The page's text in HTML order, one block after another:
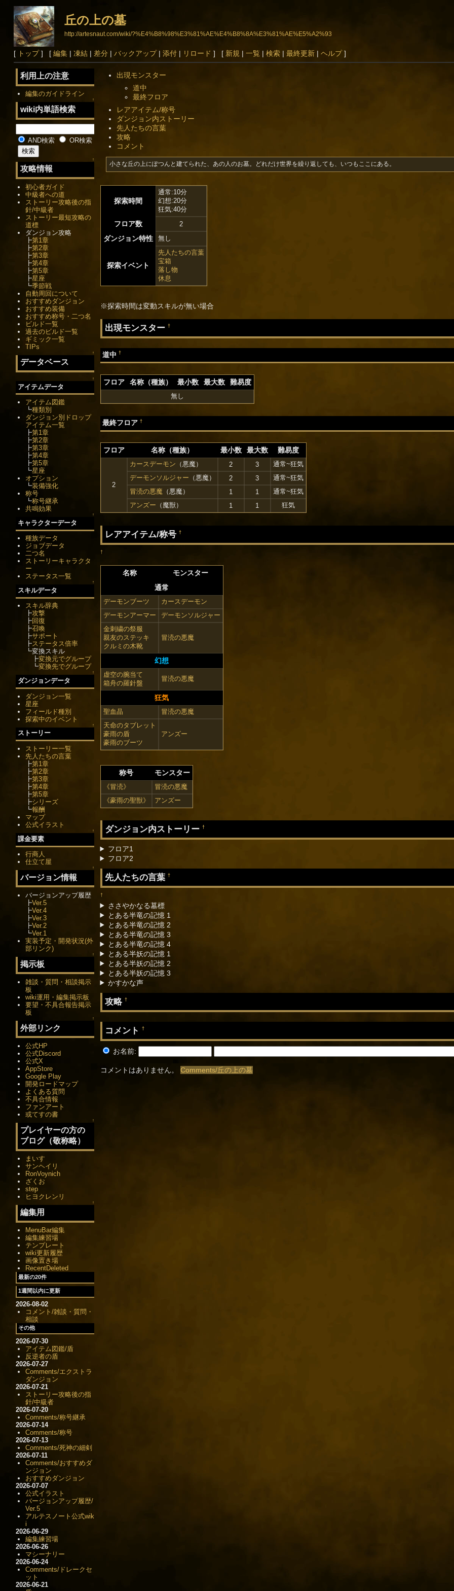
丘の上の墓
http://artesnaut.com/wiki/?%E4%B8%98%E3%81%AE%E4%B8%8A%E3%81%AE%E5%A2%93
[ トップ] [ 編集| 凍結| 差分| バックアップ| 添付| リロード ] [ 新規 | 一覧| 検索| 最終更新| ヘルプ]
出現モンスター
道中
最終フロア
レアアイテム/称号
ダンジョン内ストーリー
先人たちの言葉
攻略
コメント
小さな丘の上にぽつんと建てられた、あの人のお墓。どれだけ世界を繰り返しても、いつもここにある。
探索時間
通常:10分
幻想:20分
狂気:40分
フロア数 2
ダンジョン特性 無し
探索イベント
先人たちの言葉
宝箱
落し物
休息
※探索時間は変動スキルが無い場合
出現モンスター †
道中 †
フロア 名称（種族） 最小数 最大数 難易度
無し
最終フロア †
フロア 名称（種族） 最小数 最大数 難易度
2
カースデーモン （悪魔） 2 3
通常~狂気
デーモンソルジャー （悪魔） 2 3
通常~狂気
冒涜の悪魔（悪魔） 1 1
通常~狂気
アンズー （魔獣） 1 1 狂気
レアアイテム/称号 †
†
名称
モンスター
通常
デーモンブーツ
カースデーモン
デーモンアーマー
デーモンソルジャー
金刺繍の祭服
親友のステッキ
クルミの木靴
冒涜の悪魔
幻想
虚空の腕当て
箱舟の羅針盤
冒涜の悪魔
狂気
聖血晶
冒涜の悪魔
天命のタブレット
豪雨の盾
豪雨のブーツ
アンズー
称号 モンスター
《冒涜》
冒涜の悪魔
《豪雨の聖獣》
アンズー
ダンジョン内ストーリー †
フロア1
フロア2
先人たちの言葉 †
†
ささやかなる墓標
とある半竜の記憶 1
とある半竜の記憶 2
とある半竜の記憶 3
とある半竜の記憶 4
とある半妖の記憶 1
とある半妖の記憶 2
とある半妖の記憶 3
かすかな声
攻略 †
コメント †
お名前:
コメントはありません。 Comments/丘の上の墓
利用上の注意
編集のガイドライン
↑
wiki内単語検索
AND検索 OR検索
↑
攻略情報
初心者ガイド
中級者への道
ストーリー攻略後の指
針/中級者
ストーリー最短攻略の
道標
ダンジョン攻略
┣第1章
┣第2章
┣第3章
┣第4章
┣第5章
┣星座
┗季節戦
自動周回について
おすすめダンジョン
おすすめ装備
おすすめ称号・二つ名
ビルド一覧
過去のビルド一覧
ギミック一覧
TIPs
↑
データベース
↑
アイテムデータ
アイテム図鑑
┗種類別
ダンジョン別ドロップ
アイテム一覧
┣第1章
┣第2章
┣第3章
┣第4章
┣第5章
┗星座
オプション
┗装備強化
称号
┗称号継承
共鳴効果
↑
キャラクターデータ
種族データ
ジョブデータ
二つ名
ストーリーキャラクタ
ー
ステータス一覧
↑
スキルデータ
スキル辞典
┣攻撃
┣回復
┣召喚
┣サポート
┣ステータス倍率
┗変換スキル
┣変換元でグループ
┗変換先でグループ
↑
ダンジョンデータ
ダンジョン一覧
星座
フィールド種別
探索中のイベント
↑
ストーリー
ストーリー一覧
先人たちの言葉
┣第1章
┣第2章
┣第3章
┣第4章
┣第5章
┣シリーズ
┗報酬
マップ
公式イラスト
↑
課金要素
行商人
仕立て屋
↑
バージョン情報
バージョンアップ履歴
┣Ver.5
┣Ver.4
┣Ver.3
┣Ver.2
┗Ver.1
実装予定・開発状況(外
部リンク)
↑
掲示板
雑談・質問・相談掲示
板
wiki運用・編集掲示板
要望・不具合報告掲示
板
↑
外部リンク
公式HP
公式Discord
公式X
AppStore
Google Play
開発ロードマップ
よくある質問
不具合情報
ファンアート
或てすの書
↑
プレイヤーの方の
ブログ（敬称略）
まいす
サンヘイリ
RonVoynich
ざくお
step
ヒヨクレンリ
↑
編集用
MenuBar編集
編集練習場
テンプレート
wiki更新履歴
画像置き場
RecentDeleted
最新の20件
1週間以内に更新
2026-08-02
コメント/雑談・質問・
相談
その他
2026-07-30
アイテム図鑑/盾
反逆者の盾
2026-07-27
Comments/エクストラ
ダンジョン
2026-07-21
ストーリー攻略後の指
針/中級者
2026-07-20
Comments/称号継承
2026-07-14
Comments/称号
2026-07-13
Comments/死神の細剣
2026-07-11
Comments/おすすめダ
ンジョン
おすすめダンジョン
2026-07-07
公式イラスト
バージョンアップ履歴/
Ver.5
アルテスノート公式wik
i
2026-06-29
編集練習場
2026-06-26
マシーナリー
2026-06-24
Comments/ドレークセ
ット
2026-06-21